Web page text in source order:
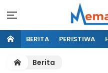
BERITA PERISTIWA
Berita